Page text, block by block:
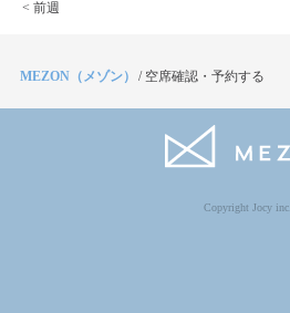
< 前週
MEZON（メゾン） / 空席確認・予約する
Copyright Jocy inc.